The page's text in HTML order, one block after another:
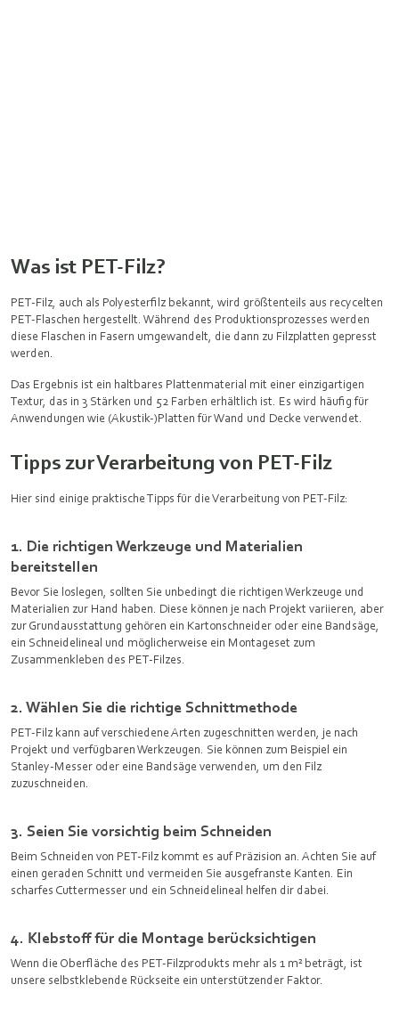
Was ist PET-Filz?
PET-Filz, auch als Polyesterfilz bekannt, wird größtenteils aus recycelten
PET-Flaschen hergestellt. Während des Produktionsprozesses werden
diese Flaschen in Fasern umgewandelt, die dann zu Filzplatten gepresst
werden.
Das Ergebnis ist ein haltbares Plattenmaterial mit einer einzigartigen
Textur, das in 3 Stärken und 52 Farben erhältlich ist. Es wird häufig für
Anwendungen wie (Akustik-)Platten für Wand und Decke verwendet.
Tipps zur Verarbeitung von PET-Filz
Hier sind einige praktische Tipps für die Verarbeitung von PET-Filz:
1. Die richtigen Werkzeuge und Materialien
bereitstellen
Bevor Sie loslegen, sollten Sie unbedingt die richtigen Werkzeuge und
Materialien zur Hand haben. Diese können je nach Projekt variieren, aber
zur Grundausstattung gehören ein Kartonschneider oder eine Bandsäge,
ein Schneidelineal und möglicherweise ein Montageset zum
Zusammenkleben des PET-Filzes.
2. Wählen Sie die richtige Schnittmethode
PET-Filz kann auf verschiedene Arten zugeschnitten werden, je nach
Projekt und verfügbaren Werkzeugen. Sie können zum Beispiel ein
Stanley-Messer oder eine Bandsäge verwenden, um den Filz
zuzuschneiden.
3. Seien Sie vorsichtig beim Schneiden
Beim Schneiden von PET-Filz kommt es auf Präzision an. Achten Sie auf
einen geraden Schnitt und vermeiden Sie ausgefranste Kanten. Ein
scharfes Cuttermesser und ein Schneidelineal helfen dir dabei.
4. Klebstoff für die Montage berücksichtigen
Wenn die Oberfläche des PET-Filzprodukts mehr als 1 m² beträgt, ist
unsere selbstklebende Rückseite ein unterstützender Faktor.